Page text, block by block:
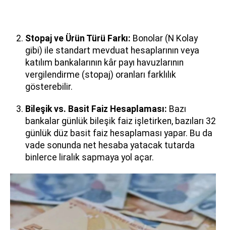
Stopaj ve Ürün Türü Farkı: Bonolar (N Kolay
gibi) ile standart mevduat hesaplarının veya
katılım bankalarının kâr payı havuzlarının
vergilendirme (stopaj) oranları farklılık
gösterebilir.
Bileşik vs. Basit Faiz Hesaplaması: Bazı
bankalar günlük bileşik faiz işletirken, bazıları 32
günlük düz basit faiz hesaplaması yapar. Bu da
vade sonunda net hesaba yatacak tutarda
binlerce liralık sapmaya yol açar.